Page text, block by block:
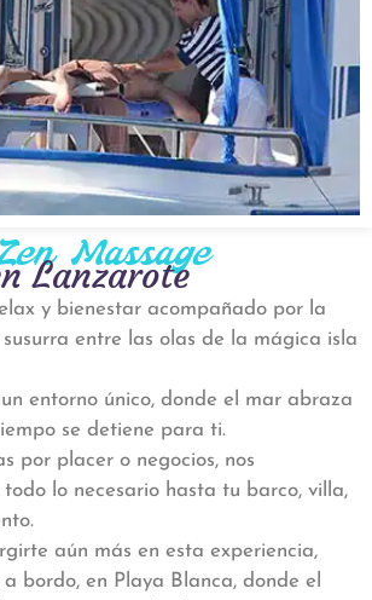
Massage
Lanzarote
y bienestar acompañado por la
entre las olas de la mágica isla
entorno único, donde el mar abraza
se detiene para ti.
por placer o negocios, nos
lo necesario hasta tu barco, villa,
aún más en esta experiencia,
bordo, en Playa Blanca, donde el